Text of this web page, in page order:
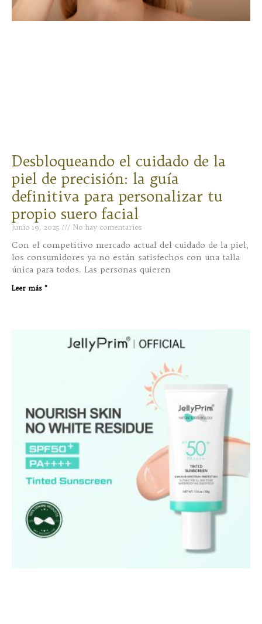
Desbloqueando el cuidado de la
piel de precisión: la guía
definitiva para personalizar tu
propio suero facial
junio 19, 2025 No hay comentarios
Con el competitivo mercado actual del cuidado de la piel,
los consumidores ya no están satisfechos con una talla
única para todos. Las personas quieren
Leer más "